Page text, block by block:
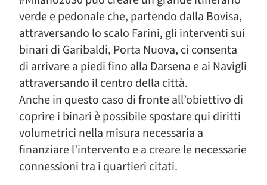
verde e pedonale che, partendo dalla Bovisa,
attraversando lo scalo Farini, gli interventi sui
binari di Garibaldi, Porta Nuova, ci consenta
di arrivare a piedi fino alla Darsena e ai Navigli
attraversando il centro della città.
Anche in questo caso di fronte all’obiettivo di
coprire i binari è possibile spostare qui diritti
volumetrici nella misura necessaria a
finanziare l’intervento e a creare le necessarie
connessioni tra i quartieri citati.